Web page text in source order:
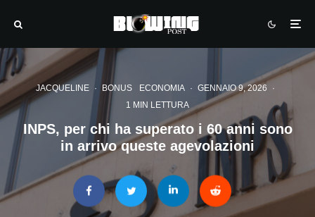
JACQUELINE · BONUS ECONOMIA · GENNAIO 9, 2026
·
1 MIN LETTURA
INPS, per chi ha superato i 60 anni sono
in arrivo queste agevolazioni